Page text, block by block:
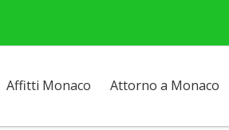
Affitti Monaco Attorno a Monaco